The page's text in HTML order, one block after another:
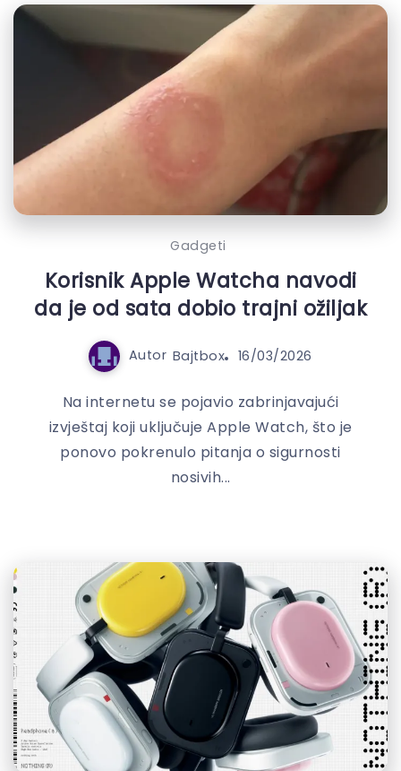
Gadgeti
Korisnik Apple Watcha navodi
da je od sata dobio trajni ožiljak
Autor Bajtbox 16/03/2026
Na internetu se pojavio zabrinjavajući
izvještaj koji uključuje Apple Watch, što je
ponovo pokrenulo pitanja o sigurnosti
nosivih...